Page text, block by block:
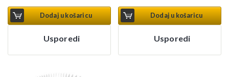
Dodaj u košaricu
Usporedi
Dodaj u košaricu
Usporedi